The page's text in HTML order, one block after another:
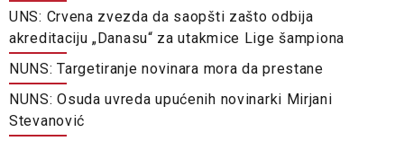
UNS: Crvena zvezda da saopšti zašto odbija
akreditaciju „Danasu“ za utakmice Lige šampiona
NUNS: Targetiranje novinara mora da prestane
NUNS: Osuda uvreda upućenih novinarki Mirjani
Stevanović